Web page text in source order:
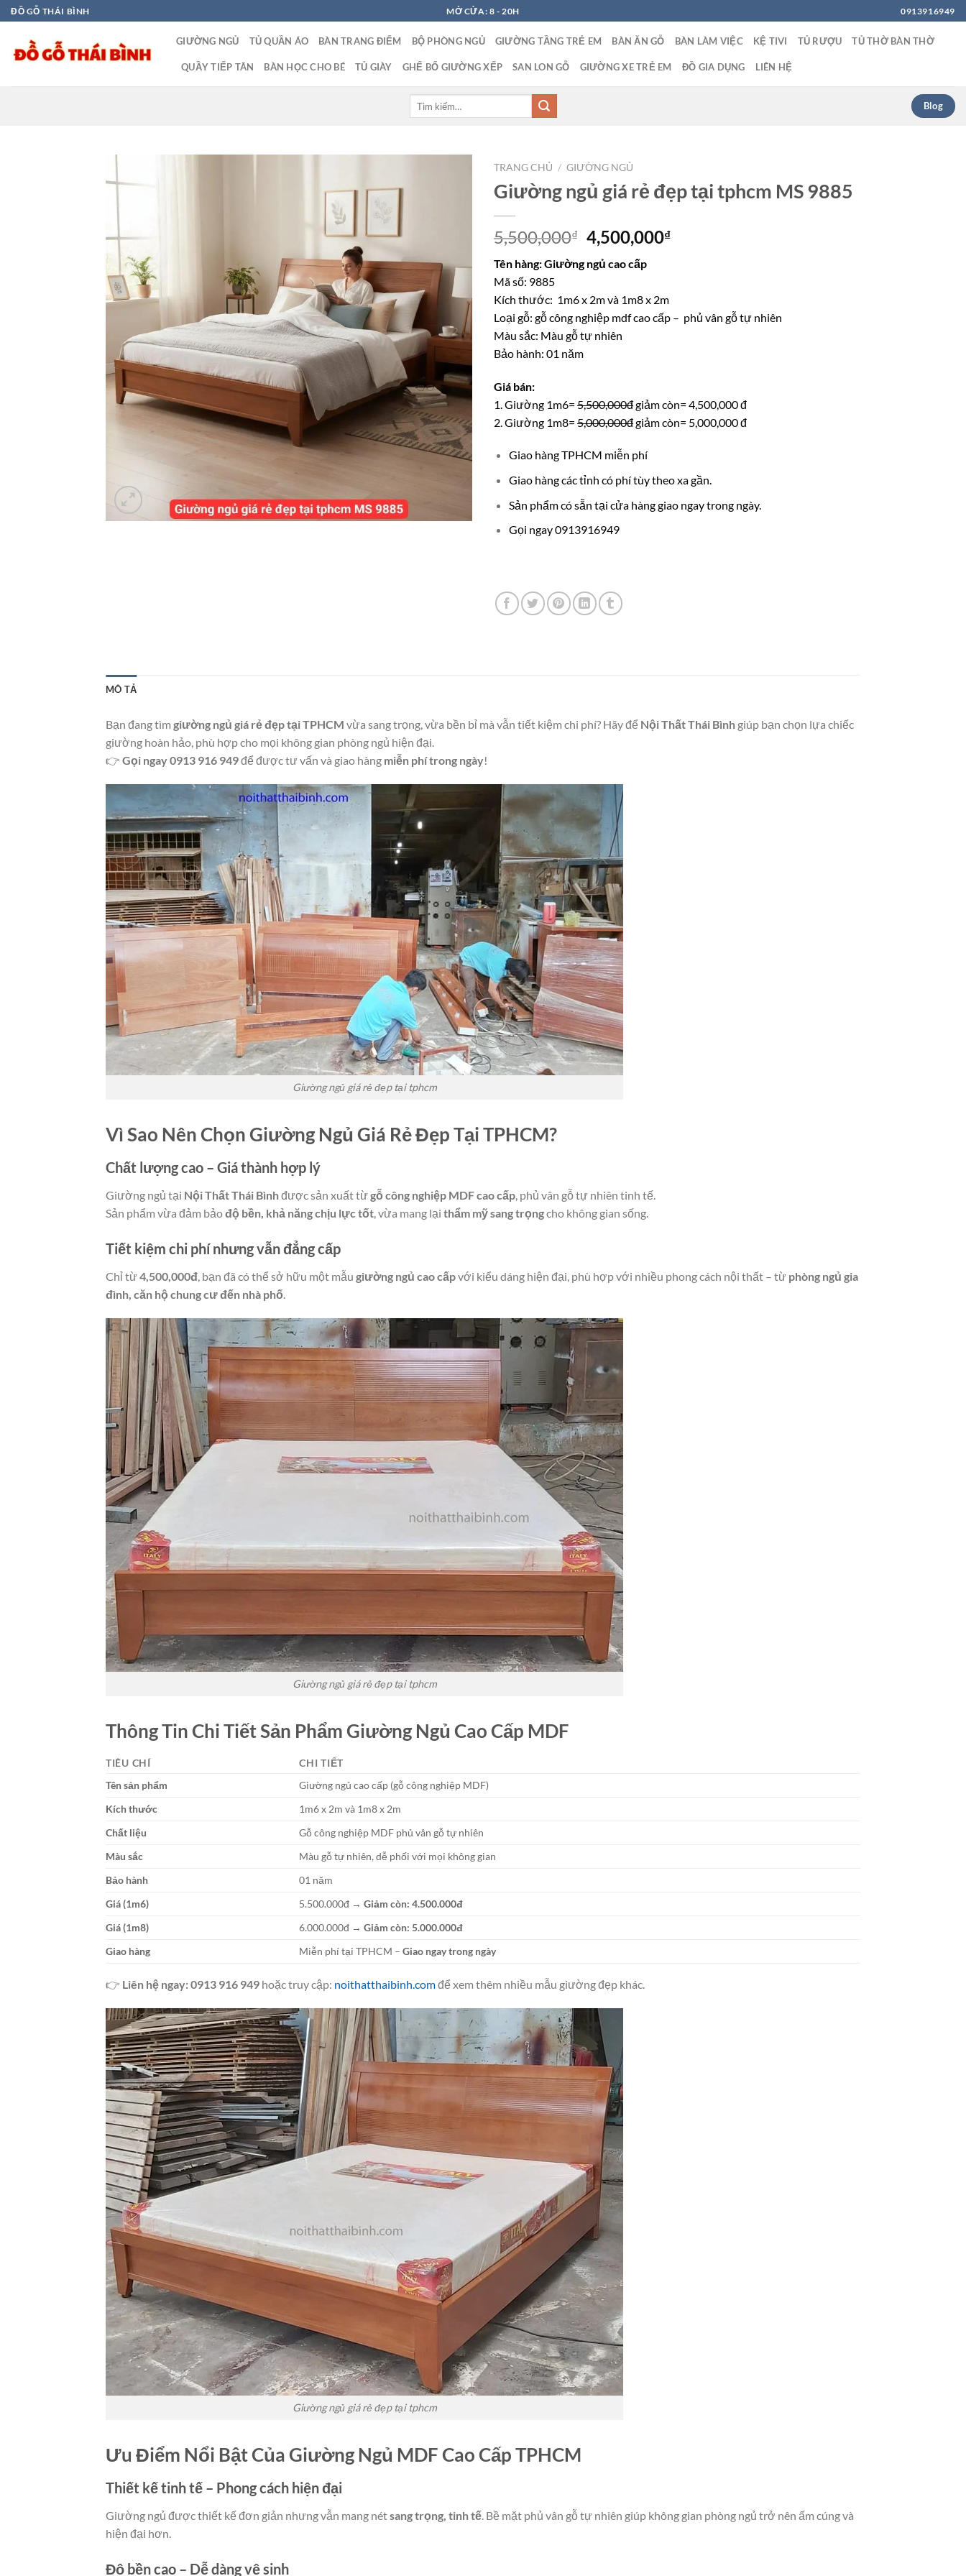
Bỏ
qua
dung
ĐỒ GỖ THÁI BÌNH MỞ CỬA: 8 - 20H 0913916949
GIƯỜNG NGỦ TỦ QUẦN ÁO BÀN TRANG ĐIỂM BỘ PHÒNG NGỦ GIƯỜNG TẦNG TRẺ EM BÀN ĂN GỖ BÀN LÀM VIỆC KỆ TIVI TỦ RƯỢU TỦ THỜ BÀN THỜ
QUẦY TIẾP TÂN BÀN HỌC CHO BÉ TỦ GIÀY GHẾ BỐ GIƯỜNG XẾP SAN LON GỖ GIƯỜNG XE TRẺ EM ĐỒ GIA DỤNG LIÊN HỆ
Blog
TRANG CHỦ / GIƯỜNG NGỦ
Giường ngủ giá rẻ đẹp tại tphcm MS 9885
5,500,000₫ Giá
gốc
là:
4,500,000₫Giá
Tên hàng: Giường ngủ cao cấp
Mã số: 9885
Kích thước: 1m6 x 2m và 1m8 x 2m
Loại gỗ: gỗ công nghiệp mdf cao cấp – phủ vân gỗ tự nhiên
Màu sắc: Màu gỗ tự nhiên
Bảo hành: 01 năm
Giá bán:
1. Giường 1m6= 5,500,000đgiảm còn= 4,500,000 đ
2. Giường 1m8= 5,000,000đgiảm còn= 5,000,000 đ
Giao hàng TPHCM miễn phí
Giao hàng các tỉnh có phí tùy theo xa gần.
Sản phẩm có sẵn tại cửa hàng giao ngay trong ngày.
Gọi ngay 0913916949
MÔ TẢ
Bạn đang tìm giường ngủ giá rẻ đẹp tại TPHCM vừa sang trọng, vừa bền bỉ mà vẫn tiết kiệm chi phí? Hãy để Nội Thất Thái Bình giúp bạn chọn lựa chiếc
giường hoàn hảo, phù hợp cho mọi không gian phòng ngủ hiện đại.
👉 Gọi ngay 0913 916 949để được tư vấn và giao hàng miễn phí trong ngày!
Giường ngủ giá rẻ đẹp tại tphcm
Vì Sao Nên Chọn Giường Ngủ Giá Rẻ Đẹp Tại TPHCM?
Chất lượng cao – Giá thành hợp lý
Giường ngủ tại Nội Thất Thái Bìnhđược sản xuất từgỗ công nghiệp MDF cao cấp, phủ vân gỗ tự nhiên tinh tế.
Sản phẩm vừa đảm bảođộ bền, khả năng chịu lực tốt, vừa mang lại thẩm mỹ sang trọngcho không gian sống.
Tiết kiệm chi phí nhưng vẫn đẳng cấp
Chỉ từ4,500,000đ, bạn đã có thể sở hữu một mẫu giường ngủ cao cấpvới kiểu dáng hiện đại, phù hợp với nhiều phong cách nội thất – từ phòng ngủ gia
đình, căn hộ chung cư đến nhà phố.
Giường ngủ giá rẻ đẹp tại tphcm
Thông Tin Chi Tiết Sản Phẩm Giường Ngủ Cao Cấp MDF
TIÊU CHÍ
CHI TIẾT
Tên sản phẩm
Giường ngủ cao cấp (gỗ công nghiệp MDF)
Kích thước
1m6 x 2m và 1m8 x 2m
Chất liệu
Gỗ công nghiệp MDF phủ vân gỗ tự nhiên
Màu sắc
Màu gỗ tự nhiên, dễ phối với mọi không gian
Bảo hành
01 năm
Giá (1m6)
5.500.000đ →Giảm còn: 4.500.000đ
Giá (1m8)
6.000.000đ →Giảm còn: 5.000.000đ
Giao hàng
Miễn phí tại TPHCM –Giao ngay trong ngày
👉 Liên hệ ngay: 0913 916 949 hoặc truy cập: noithatthaibinh.comđể xem thêm nhiều mẫu giường đẹp khác.
Giường ngủ giá rẻ đẹp tại tphcm
Ưu Điểm Nổi Bật Của Giường Ngủ MDF Cao Cấp TPHCM
Thiết kế tinh tế – Phong cách hiện đại
Giường ngủ được thiết kế đơn giản nhưng vẫn mang nétsang trọng, tinh tế. Bề mặt phủ vân gỗ tự nhiên giúp không gian phòng ngủ trở nên ấm cúng và
hiện đại hơn.
Độ bền cao – Dễ dàng vệ sinh